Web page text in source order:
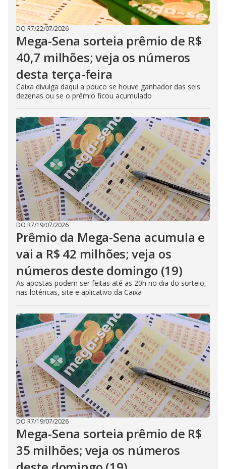
DO R7/22/07/2026
Mega-Sena sorteia prêmio de R$
40,7 milhões; veja os números
desta terça-feira
Caixa divulga daqui a pouco se houve ganhador das seis
dezenas ou se o prêmio ficou acumulado
DO R7/19/07/2026
Prêmio da Mega-Sena acumula e
vai a R$ 42 milhões; veja os
números deste domingo (19)
As apostas podem ser feitas até as 20h no dia do sorteio,
nas lotéricas, site e aplicativo da Caixa
DO R7/19/07/2026
Mega-Sena sorteia prêmio de R$
35 milhões; veja os números